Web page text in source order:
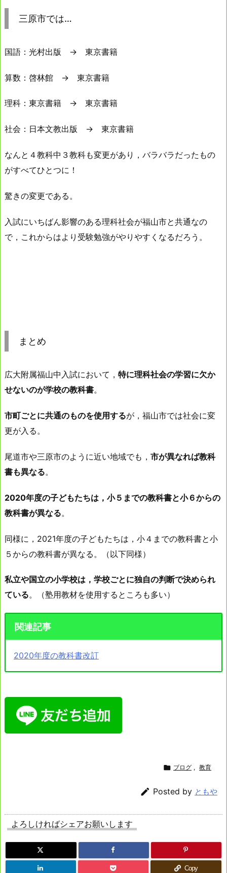
三原市では…
国語：光村出版 → 東京書籍
算数：啓林館 → 東京書籍
理科：東京書籍 → 東京書籍
社会：日本文教出版 → 東京書籍
なんと４教科中３教科も変更があり，バラバラだったもの
がすべてひとつに！
驚きの変更である。
入試にいちばん影響のある理科社会が福山市と共通なの
で，これからはより受験勉強がやりやすくなるだろう。
まとめ
広大附属福山中入試において， 特に理科社会の学習に欠か
せないのが学校の教科書。
市町ごとに共通のものを使用するが，福山市では社会に変
更が入る。
尾道市や三原市のように近い地域でも， 市が異なれば教科
書も異なる。
2020年度の子どもたちは，小５までの教科書と小６からの
教科書が異なる。
同様に，2021年度の子どもたちは，小４までの教科書と小
５からの教科書が異なる。（以下同様）
私立や国立の小学校は，学校ごとに独自の判断で決められ
ている。（塾用教材を使用するところも多い）
関連記事
2020年度の教科書改訂
 ブログ , 教育
 Posted by ともや
よろしければシェアお願いします
Copy